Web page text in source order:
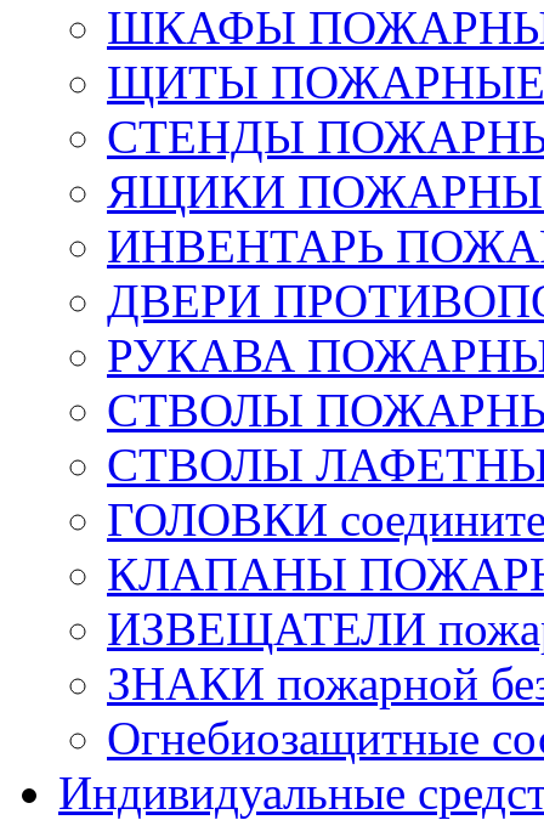
ШКАФЫ
ЩИТЫ ПОЖАРНЫЕ
СТЕНДЫ
ЯЩИКИ ПОЖАРНЫЕ
ИНВЕНТАРЬ
ДВЕРИ
РУКАВА
СТВОЛЫ
СТВОЛЫ
ГОЛОВКИ
КЛАПАНЫ
ИЗВЕЩАТЕЛИ
ЗНАКИ пожарной
Огнебиозащитные
Индивидуальные